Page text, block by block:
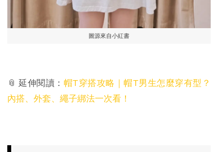
圖源來自小紅書
📎 延伸閱讀： 帽T穿搭攻略｜帽T男生怎麼穿有型？
內搭、外套、繩子綁法一次看！